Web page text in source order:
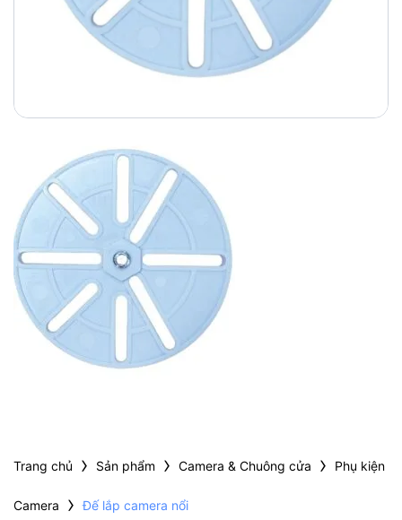
Trang chủ › Sản phẩm › Camera & Chuông cửa › Phụ kiện
Camera ›Đế lắp camera nổi